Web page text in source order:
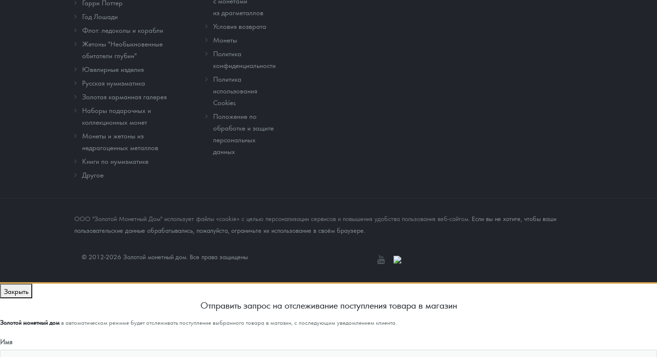
Гарри Поттер
Год Лошади
Флот: ледоколы и корабли
Жетоны "Необыкновенные
обитатели глубин"
Ювелирные изделия
Русская нумизматика
Золотая карманная галерея
Наборы подарочных и
коллекционных монет
Монеты и жетоны из
недрагоценных металлов
Книги по нумизматике
Другое
из драгметаллов
Условия возврата
Монеты
Политика
конфиденциальности
Политика
использования
Cookies
Положение по
обработке и защите
персональных
данных
ООО "Золотой Монетный Дом" использует файлы «cookie» с целью персонализации сервисов и повышения удобства пользования веб-сайтом . Если вы не хотите, чтобы ваши
пользовательские данные обрабатывались, пожалуйста, ограничьте их использование в своём браузере.
© 2012-2026 Золотой монетный дом. Все права защищены
Закрыть
Отправить запрос на отслеживание поступления товара в магазин
Золотой монетный домв автоматическом режиме будет отслеживать поступление выбранного товара в магазин, с последующим уведомлением клиента.
Имя